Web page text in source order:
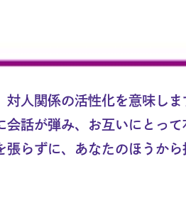
対人関係の活性化を意味し
会話が弾み、お互いにとっ
張らずに、あなたのほうから